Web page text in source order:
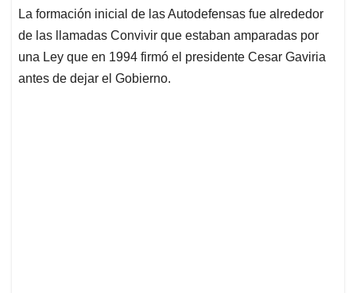
La formación inicial de las Autodefensas fue alrededor
de las llamadas Convivir que estaban amparadas por
una Ley que en 1994 firmó el presidente Cesar Gaviria
antes de dejar el Gobierno.